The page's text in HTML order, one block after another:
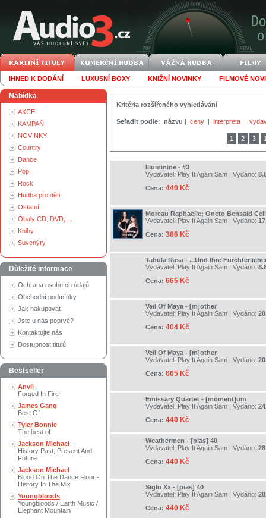
IHNED K DODÁNÍ LUXUSNÍ BOXY KNIŽNÍ NOVINKY FILMOVÉ
Nabídka
AKCE
KAMPAŇ
NOVINKY
Country
Dance
Pop
Rock
Hudba pro děti
Ostatní
Obaly CD, DVD, ...
Knihy
Suvenýry
Důležité informace
Ochrana osobních údajů
Obchodní podmínky
Jak nakupovat
Jste u nás poprvé?
Kontaktujte nás
Dostupnost titulů
Bestseller
Anvil
Forged In Fire
James Gang
Best Of
Tyler Bonnie
The best of
Jackson Michael
History Past, Present And
Future
Jackson Michael
Blood On The Dance Floor -
History In The Mix
Youngbloods
Youngbloods / Earth Music /
Elephant Mountain
Kritéria rozšířeného vyhledávání
Seřadit podle: názvu | ceny | interpreta |
1 2 3
Illuminine - #3
Vydavatel: Play It Again Sam | Vydáno:
Cena: 440 Kč
Moreau Raphaelle; Oneto Bensaid
Vydavatel: Play It Again Sam | Vydáno:
Cena: 386 Kč
Tabula Rasa - ...Und Ihre
Vydavatel: Play It Again Sam | Vydáno:
Cena: 665 Kč
Veil Of Maya - [m]other
Vydavatel: Play It Again Sam | Vydáno:
Cena: 404 Kč
Veil Of Maya - [m]other
Vydavatel: Play It Again Sam | Vydáno:
Cena: 665 Kč
Emissary Quartet - [moment]um
Vydavatel: Play It Again Sam | Vydáno:
Cena: 440 Kč
Weathermen - [pias] 40
Vydavatel: Play It Again Sam | Vydáno:
Cena: 440 Kč
Siglo Xx - [pias] 40
Vydavatel: Play It Again Sam | Vydáno:
Cena: 440 Kč